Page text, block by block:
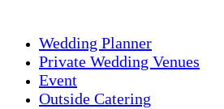
Wedding Planner
Private Wedding Venues
Event
Outside Catering